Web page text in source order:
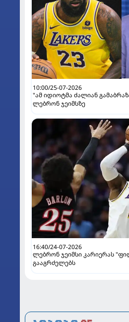
10:00/25-07-2026
"ამ იდიოტმა ძალიან
ლებრონ ჯეიმსზე
16:40/24-07-2026
ლებრონ ჯეიმსი კარიერას
გააგრძელებს